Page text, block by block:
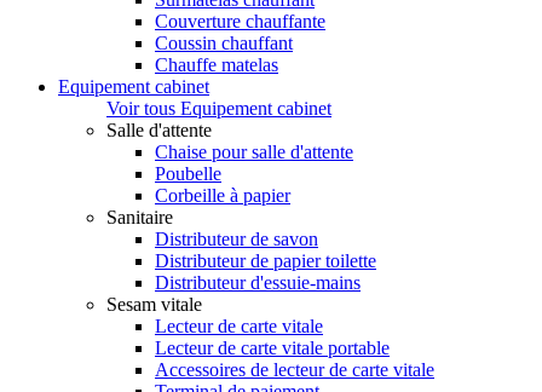
Couverture chauffante
Coussin chauffant
Chauffe matelas
Equipement cabinet
Voir tous Equipement cabinet
Salle d'attente
Chaise pour salle d'attente
Poubelle
Corbeille à papier
Sanitaire
Distributeur de savon
Distributeur de papier toilette
Distributeur d'essuie-mains
Sesam vitale
Lecteur de carte vitale
Lecteur de carte vitale portable
Accessoires de lecteur de carte vitale